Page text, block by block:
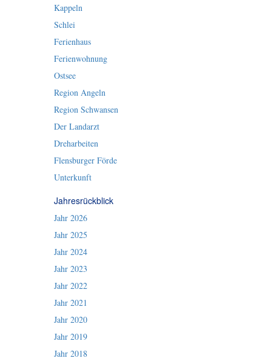
Kappeln
Schlei
Ferienhaus
Ferienwohnung
Ostsee
Region Angeln
Region Schwansen
Der Landarzt
Dreharbeiten
Flensburger Förde
Unterkunft
Jahresrückblick
Jahr 2026
Jahr 2025
Jahr 2024
Jahr 2023
Jahr 2022
Jahr 2021
Jahr 2020
Jahr 2019
Jahr 2018